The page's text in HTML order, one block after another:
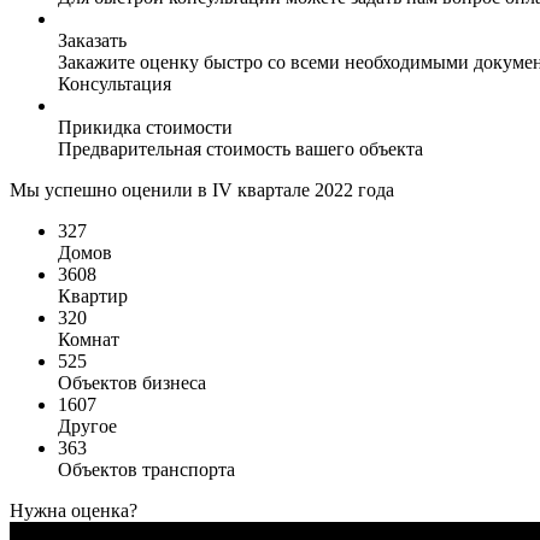
Заказать
Закажите оценку быстро со всеми необходимыми
Консультация
Прикидка стоимости
Предварительная стоимость вашего объекта
Мы успешно оценили в IV квартале 2022 года
327
Домов
3608
Квартир
320
Комнат
525
Объектов бизнеса
1607
Другое
363
Объектов транспорта
Нужна оценка?